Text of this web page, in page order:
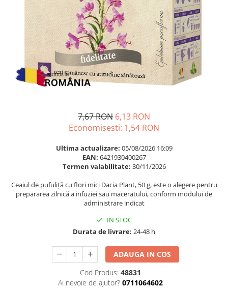
Omega 3
Par si unghii
Probiotice si prebiotice
Sanatate urinara
Somn stres si anxietate
Supliment Magneziu
Supliment Vitamina D3
Supliment Vitamina E
Tincturi si Gemoderivate
Ingrijire par
Balsam masca si tratament
Produse cu SPF Pentru Fata
Repelenti insecte
7,67 RON 6,13 RON
Economisesti: 1,54 RON
Ultima actualizare: 05/08/2026 16:09
EAN: 6421930400267
Termen valabilitate: 30/11/2026
Ceaiul de pufuliță cu flori mici Dacia Plant, 50 g, este o alegere pentru
prepararea zilnică a infuziei sau maceratului, conform modului de
administrare indicat
IN STOC
Durata de livrare: 24-48 h
ADAUGA IN COS
Cod Produs: 48831
Ai nevoie de ajutor? 0711064602